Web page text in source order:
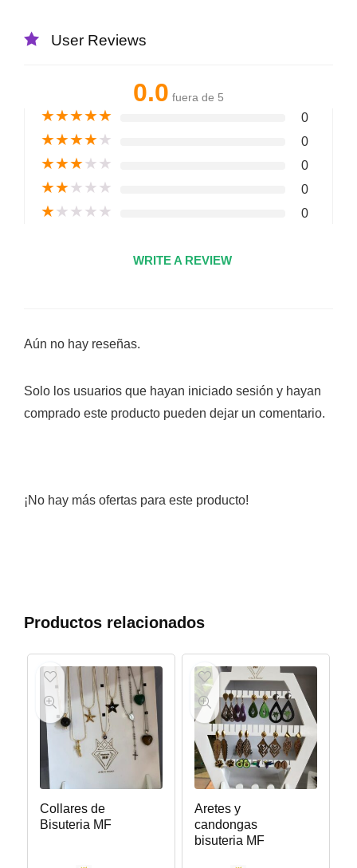
User Reviews
0.0 fuera de 5
★★★★★ 0
★★★★★ 0
★★★★★ 0
★★★★★ 0
★★★★★ 0
WRITE A REVIEW
Aún no hay reseñas.
Solo los usuarios que hayan iniciado sesión y hayan
comprado este producto pueden dejar un comentario.
¡No hay más ofertas para este producto!
Productos relacionados
Collares de
Bisuteria MF
Aretes y
candongas
bisuteria MF